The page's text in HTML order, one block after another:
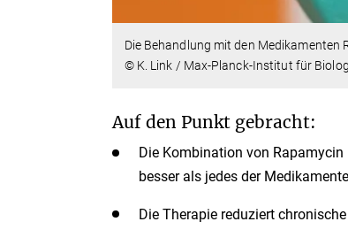
Die Behandlung mit den Medikamenten
© K. Link / Max-Planck-Institut für
Auf den Punkt gebracht:
Die Kombination von
besser als jedes der
Die Therapie reduziert